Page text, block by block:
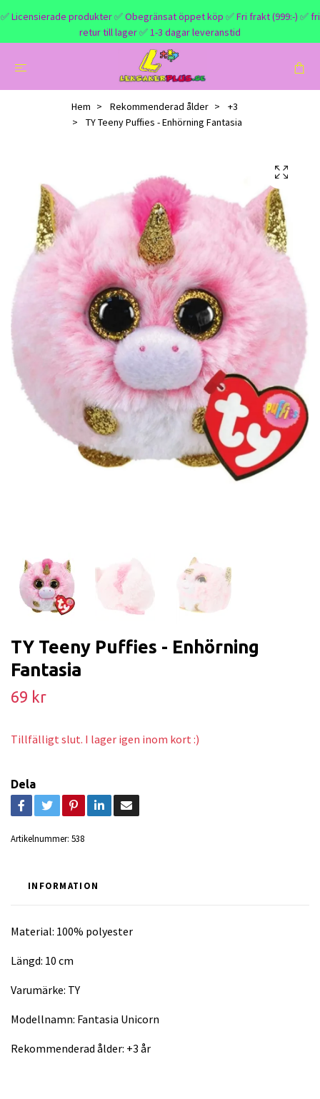
✅ Licensierade produkter ✅ Obegränsat öppet köp ✅ Fri frakt (999:-) ✅ fri
retur till lager ✅ 1-3 dagar leveranstid
Hem Rekommenderad ålder
+3
TY Teeny Puffies - Enhörning Fantasia
TY Teeny Puffies - Enhörning
Fantasia
69 kr
Tillfälligt slut. I lager igen inom kort :)
Dela
Artikelnummer: 538
INFORMATION
Material: 100% polyester
Längd: 10 cm
Varumärke: TY
Modellnamn: Fantasia Unicorn
Rekommenderad ålder: +3 år